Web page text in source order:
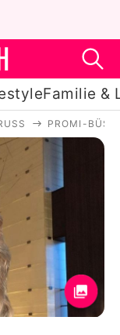
Familie &
PROMI-